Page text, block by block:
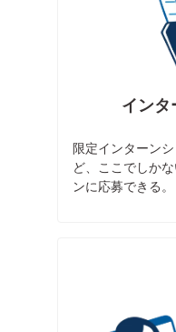
イン
限定インターン
ど、ここでしか
ンに応募できる。